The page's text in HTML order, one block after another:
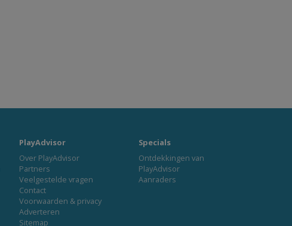
PlayAdvisor
Over PlayAdvisor
Partners
Veelgestelde vragen
Contact
Voorwaarden & privacy
Adverteren
Sitemap
Specials
Ontdekkingen van
PlayAdvisor
Aanraders